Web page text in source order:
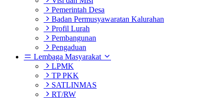
Pemerintah Desa
Badan Permusyawaratan Kalurahan
Profil Lurah
Pembangunan
Pengaduan
Lembaga Masyarakat
LPMK
TP PKK
SATLINMAS
RT/RW